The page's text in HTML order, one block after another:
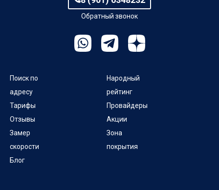
Обратный звонок
Поиск по
адресу
Тарифы
Отзывы
Замер
скорости
Блог
Народный
рейтинг
Провайдеры
Акции
Зона
покрытия